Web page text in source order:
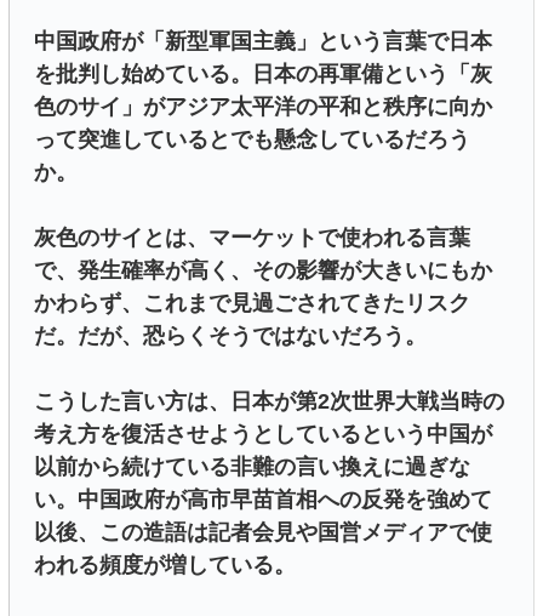
中国政府が「新型軍国主義」という言葉で日本
を批判し始めている。日本の再軍備という「灰
色のサイ」がアジア太平洋の平和と秩序に向か
って突進しているとでも懸念しているだろう
か。
灰色のサイとは、マーケットで使われる言葉
で、発生確率が高く、その影響が大きいにもか
かわらず、これまで見過ごされてきたリスク
だ。だが、恐らくそうではないだろう。
こうした言い方は、日本が第2次世界大戦当時の
考え方を復活させようとしているという中国が
以前から続けている非難の言い換えに過ぎな
い。中国政府が高市早苗首相への反発を強めて
以後、この造語は記者会見や国営メディアで使
われる頻度が増している。